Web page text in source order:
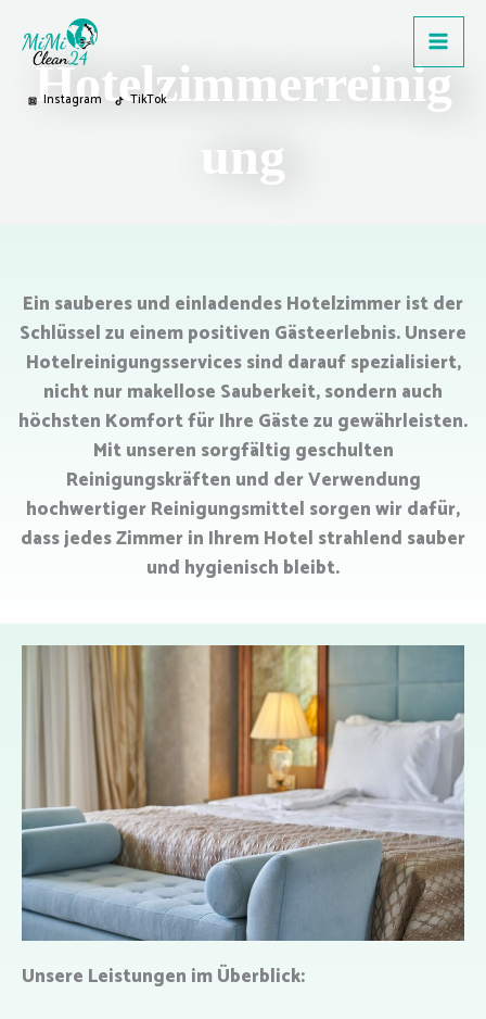
Inhalt
springen
Instagram TikTok
Hotelzimmerreinig
ung
Ein sauberes und einladendes Hotelzimmer ist der
Schlüssel zu einem positiven Gästeerlebnis. Unsere
Hotelreinigungsservices sind darauf spezialisiert,
nicht nur makellose Sauberkeit, sondern auch
höchsten Komfort für Ihre Gäste zu gewährleisten.
Mit unseren sorgfältig geschulten
Reinigungskräften und der Verwendung
hochwertiger Reinigungsmittel sorgen wir dafür,
dass jedes Zimmer in Ihrem Hotel strahlend sauber
und hygienisch bleibt.
Unsere Leistungen im Überblick: